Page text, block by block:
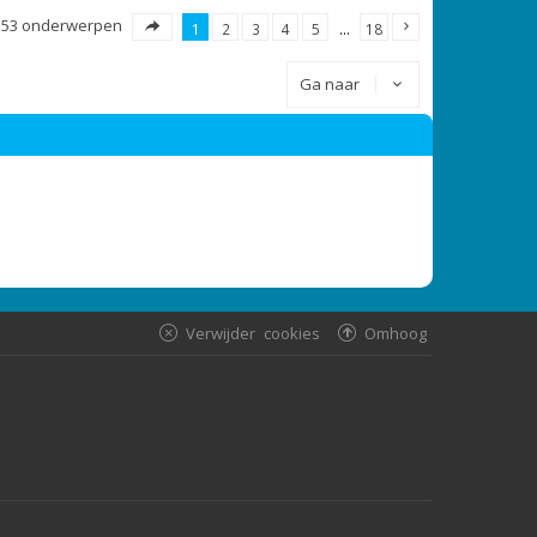
onderwerpen 1 2 3 4 5 … 18
Ga naar
Omhoog
Verwijder cookies